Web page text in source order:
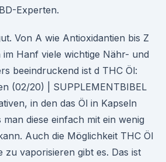
Experten.
Von A wie Antioxidantien bis Z
Hanf viele wichtige Nähr- und
beeindruckend ist d THC Öl:
(02/20) | SUPPLEMENTBIBEL
in den das Öl in Kapseln
diese einfach mit ein wenig
Auch die Möglichkeit THC Öl
zu vaporisieren gibt es. Das ist